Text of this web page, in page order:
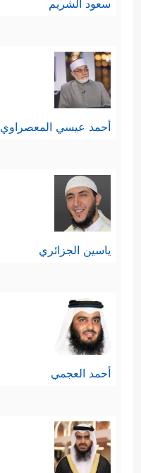
سعود الشريم
أحمد عيسي المعصراوي
ياسين الجزائري
أحمد العجمي